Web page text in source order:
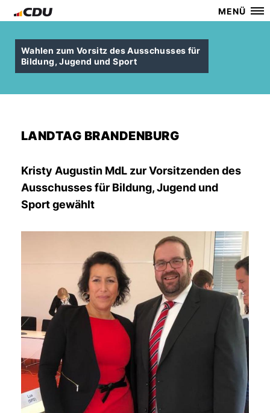
MENÜ
Wahlen zum Vorsitz des Ausschusses für
Bildung, Jugend und Sport
LANDTAG BRANDENBURG
Kristy Augustin MdL zur Vorsitzenden des
Ausschusses für Bildung, Jugend und
Sport gewählt